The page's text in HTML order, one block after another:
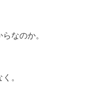
なのか。
。